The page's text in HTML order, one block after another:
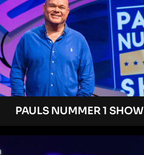
PAULS NUMMER 1 SHOW